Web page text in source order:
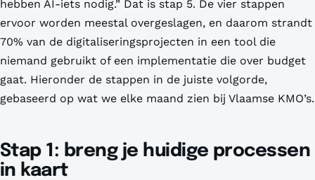
hebben AI-iets nodig.” Dat is stap 5. De vier stappen
ervoor worden meestal overgeslagen, en daarom strandt
70% van de digitaliseringsprojecten in een tool die
niemand gebruikt of een implementatie die over budget
gaat. Hieronder de stappen in de juiste volgorde,
gebaseerd op wat we elke maand zien bij Vlaamse KMO’s.
Stap 1: breng je huidige processen
in kaart